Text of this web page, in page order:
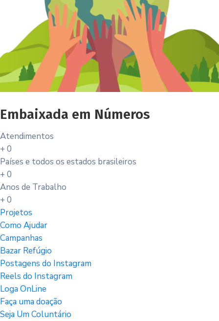
Embaixada em Números
Atendimentos
+ 0
Países e todos os estados brasileiros
+ 0
Anos de Trabalho
+ 0
Projetos
Como Ajudar
Campanhas
Bazar Refúgio
Postagens do Instagram
Reels do Instagram
Loga OnLine
Faça uma doação
Seja Um Coluntário